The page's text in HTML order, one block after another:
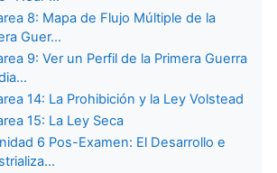
8: Mapa de Flujo Múltiple de la
Guer...
9: Ver un Perfil de la Primera Guerra
14: La Prohibición y la Ley Volstead
15: La Ley Seca
6 Pos-Examen: El Desarrollo e